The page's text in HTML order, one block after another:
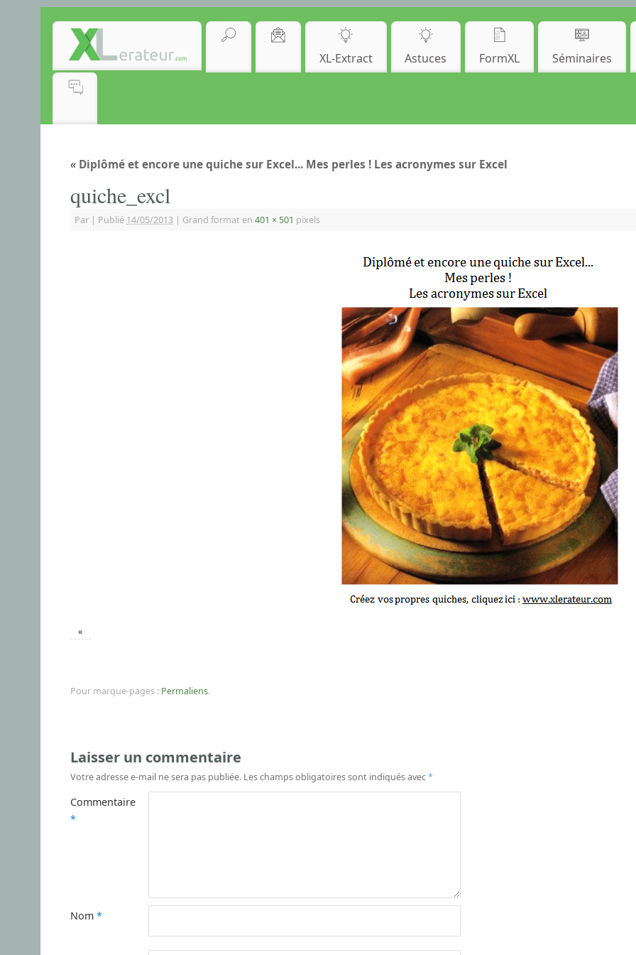
XL-Extract Astuces FormXL Séminaires
« Diplômé et encore une quiche sur Excel... Mes perles ! Les acronymes sur Excel
quiche_excl
Par | Publié 14/05/2013 | Grand format en 401 × 501 pixels
«
Pour marque-pages : Permaliens.
Laisser un commentaire
Votre adresse e-mail ne sera pas publiée. Les champs obligatoires sont indiqués avec*
Commentaire
*
Nom *